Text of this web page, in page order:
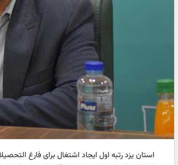
استان یزد رتبه اول ایجاد اشتغال برای فارغ